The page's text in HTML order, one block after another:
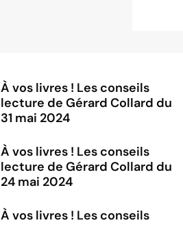
À vos livres ! Les conseils
lecture de Gérard Collard du
31 mai 2024
À vos livres ! Les conseils
lecture de Gérard Collard du
24 mai 2024
À vos livres ! Les conseils